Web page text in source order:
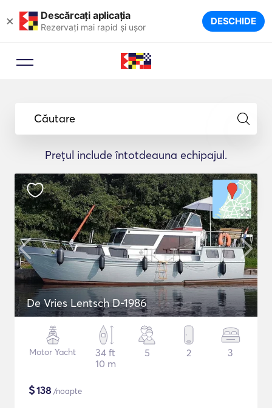
× Descărcați aplicația
Rezervați mai rapid și ușor DESCHIDE
Căutare
Prețul include întotdeauna echipajul.
De Vries Lentsch D-1986
Motor Yacht
34 ft
10 m
5 2 3
$138 /noapte